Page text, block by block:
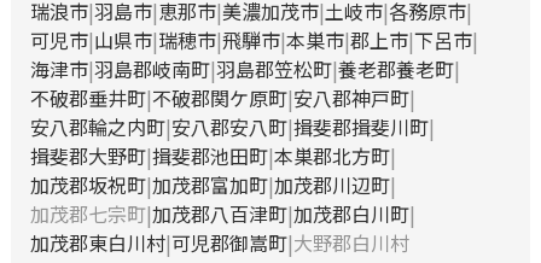
瑞浪市 羽島市 恵那市 美濃加茂市 土岐市 各務原市
可児市 山県市 瑞穂市 飛騨市 本巣市 郡上市 下呂市
海津市 羽島郡岐南町 羽島郡笠松町 養老郡養老町
不破郡垂井町 不破郡関ケ原町 安八郡神戸町
安八郡輪之内町 安八郡安八町 揖斐郡揖斐川町
揖斐郡大野町 揖斐郡池田町 本巣郡北方町
加茂郡坂祝町 加茂郡富加町 加茂郡川辺町
加茂郡七宗町 加茂郡八百津町 加茂郡白川町
加茂郡東白川村 可児郡御嵩町 大野郡白川村